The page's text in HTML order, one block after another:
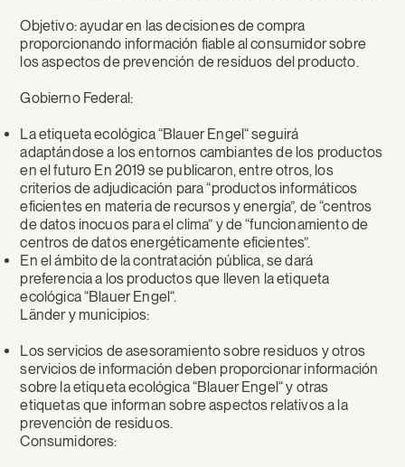
Objetivo: ayudar en las decisiones de compra
proporcionando información fiable al consumidor sobre
los aspectos de prevención de residuos del producto.
Gobierno Federal:
La etiqueta ecológica “Blauer Engel“ seguirá
adaptándose a los entornos cambiantes de los productos
en el futuro En 2019 se publicaron, entre otros, los
criterios de adjudicación para “productos informáticos
eficientes en materia de recursos y energía”, de “centros
de datos inocuos para el clima” y de “funcionamiento de
centros de datos energéticamente eficientes”.
En el ámbito de la contratación pública, se dará
preferencia a los productos que lleven la etiqueta
ecológica “Blauer Engel“.
Länder y municipios:
Los servicios de asesoramiento sobre residuos y otros
servicios de información deben proporcionar información
sobre la etiqueta ecológica “Blauer Engel“ y otras
etiquetas que informan sobre aspectos relativos a la
prevención de residuos.
Consumidores: